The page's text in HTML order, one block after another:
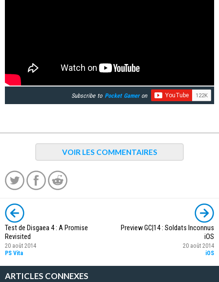
Subscribe to Pocket Gamer on
VOIR LES COMMENTAIRES
Test de Disgaea 4 : A Promise
Revisited
20 août 2014
PS Vita
Preview GC|14 : Soldats Inconnus
iOS
20 août 2014
iOS
ARTICLES CONNEXES